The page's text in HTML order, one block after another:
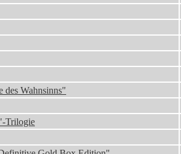
Wahnsinns"
Trilogie